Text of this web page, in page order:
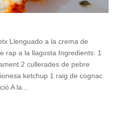
Llenguado a la crema de
rap a la llagosta Ingredients: 1
2 cullerades de pebre
ketchup 1 raig de cognac
A la...